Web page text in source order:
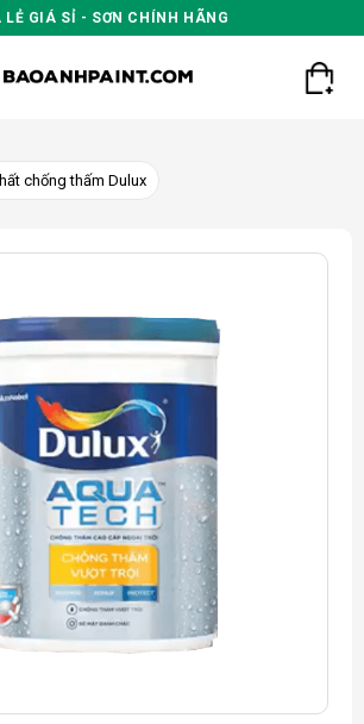
LẺ GIÁ SỈ - SƠN CHÍNH HÃNG
chống thấm Dulux